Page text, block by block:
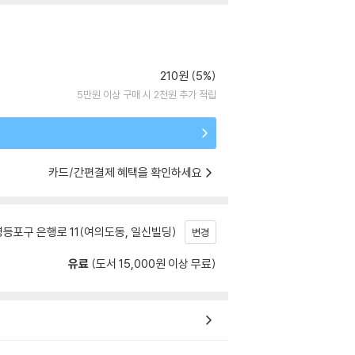
210원 (5%)
5만원 이상 구매 시 2천원 추가 적립
카드/간편결제 혜택을 확인하세요
포구 은행로 11(여의도동, 일신빌딩) 변경
유료 (도서 15,000원 이상 무료)